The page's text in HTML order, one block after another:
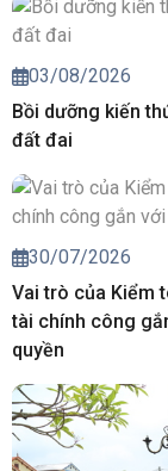
03/08/2026
Bồi dưỡng kiến
đất đai
30/07/2026
Vai trò của Kiểm
tài chính công
quyền